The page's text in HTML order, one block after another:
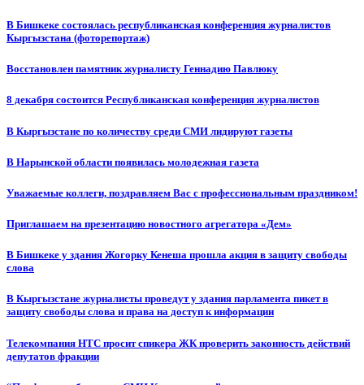
В Бишкеке состоялась республиканская конференция журналистов
Кыргызстана (фоторепортаж)
Восстановлен памятник журналисту Геннадию Павлюку
8 декабря состоится Республиканская конференция журналистов
В Кыргызстане по количеству среди СМИ лидируют газеты
В Нарынской области появилась молодежная газета
Уважаемые коллеги, поздравляем Вас с профессиональным праздником!
Приглашаем на презентацию новостного агрегатора «Дем»
В Бишкеке у здания Жогорку Кенеша прошла акция в защиту свободы
слова
В Кыргызстане журналисты проведут у здания парламента пикет в
защиту свободы слова и права на доступ к информации
Телекомпания НТС просит спикера ЖК проверить законность действий
депутатов фракции